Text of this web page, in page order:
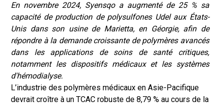
En novembre 2024, Syensqo a augmenté de 25 % sa
capacité de production de polysulfones Udel aux États-
Unis dans son usine de Marietta, en Géorgie, afin de
répondre à la demande croissante de polymères avancés
dans les applications de soins de santé critiques,
notamment les dispositifs médicaux et les systèmes
d'hémodialyse.
L’industrie des polymères médicaux en Asie-Pacifique
devrait croître à un TCAC robuste de 8,79 % au cours de la